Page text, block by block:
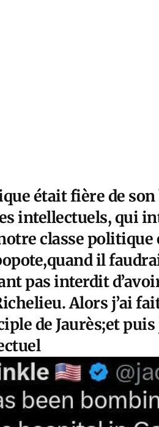
était fière de
intellectuels, qui
classe politique
il
pas interdit
Alors j’ai
de Jaurès;et